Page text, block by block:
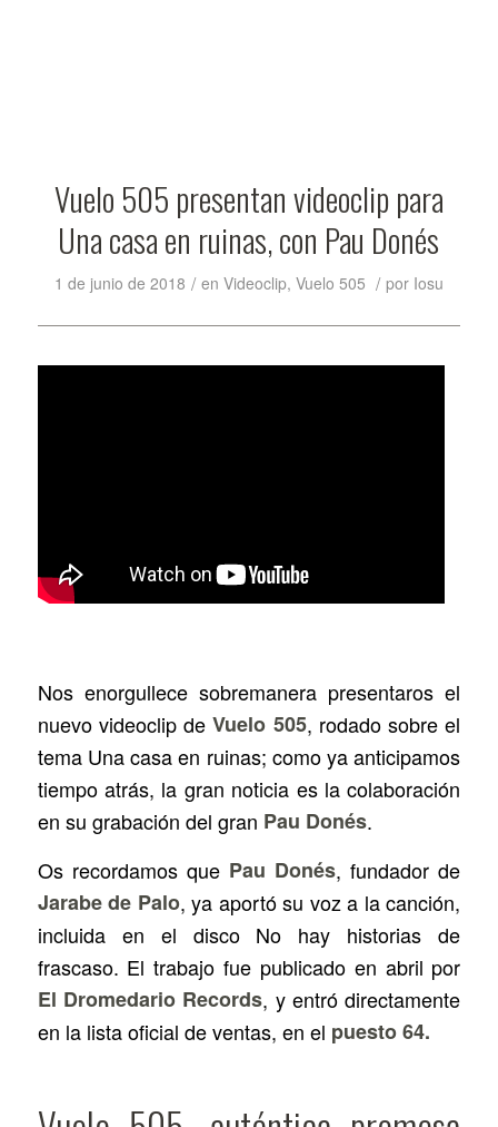
Vuelo 505 presentan videoclip para
Una casa en ruinas, con Pau Donés
1 de junio de 2018 / en Videoclip, Vuelo 505 / por Iosu
Nos enorgullece sobremanera presentaros el
nuevo videoclip deVuelo 505, rodado sobre el
tema Una casa en ruinas; como ya anticipamos
tiempo atrás, la gran noticia es la colaboración
en su grabación del gran Pau Donés.
Os recordamos que Pau Donés, fundador de
Jarabe de Palo, ya aportó su voz a la canción,
incluida en el disco No hay historias de
frascaso. El trabajo fue publicado en abril por
El Dromedario Records, y entró directamente
en la lista oficial de ventas, en el puesto 64.